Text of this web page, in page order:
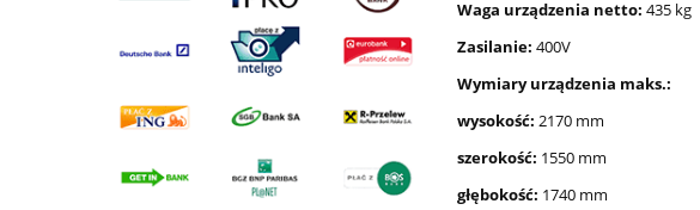
Waga urządzenia netto: 435 kg
Zasilanie: 400V
Wymiary urządzenia maks.:
wysokość: 2170 mm
szerokość: 1550 mm
głębokość: 1740 mm